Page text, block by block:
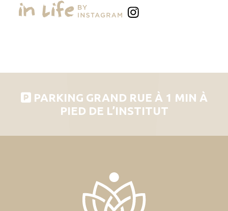
PARKING GRAND RUE À 1 MIN À
PIED DE L’INSTITUT